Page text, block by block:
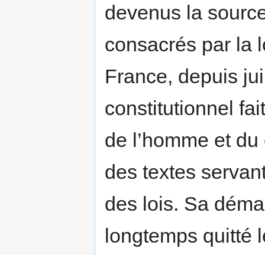
devenus la
consacrés par la
France, depuis
constitutionnel
de l’homme et
des textes
des lois. Sa
longtemps quitté